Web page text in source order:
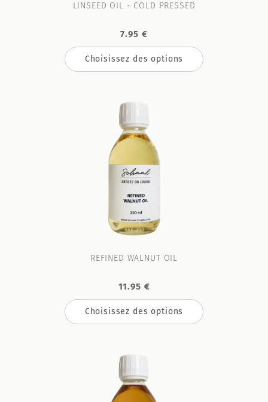
LINSEED OIL - COLD PRESSED
7.95 €
Choisissez des options
REFINED WALNUT OIL
11.95 €
Choisissez des options